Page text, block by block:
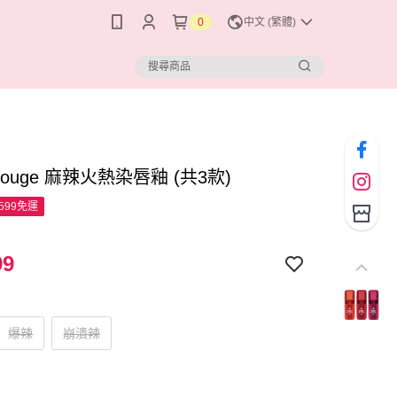
0 中文 (繁體)
麻辣火熱染唇釉 (共3款)
免運
爆辣 崩潰辣